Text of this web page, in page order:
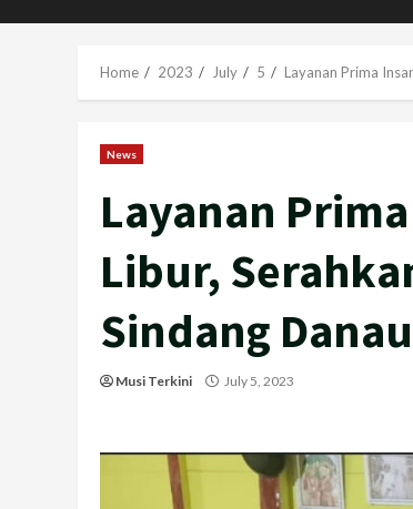
Home 2023 July 5 Layanan Prima
News
Layanan
Libur,
Sindang
Musi Terkini July 5, 2023